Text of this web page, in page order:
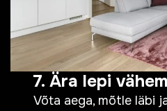
7. Ära lepi
Võta aega, mõtle läbi